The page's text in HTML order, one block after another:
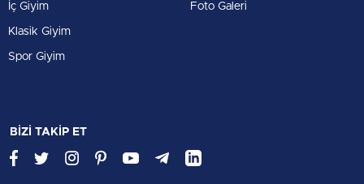
İç Giyim
Klasik Giyim
Spor Giyim
Foto Galeri
BİZİ TAKİP ET